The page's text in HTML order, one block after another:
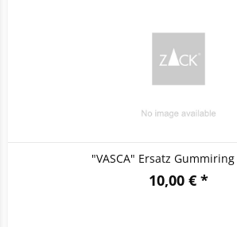
"VASCA" Ersatz
10,00 € *